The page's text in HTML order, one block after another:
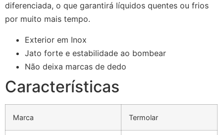
diferenciada, o que garantirá líquidos quentes ou frios
por muito mais tempo.
Exterior em Inox
Jato forte e estabilidade ao bombear
Não deixa marcas de dedo
Características
Marca Termolar